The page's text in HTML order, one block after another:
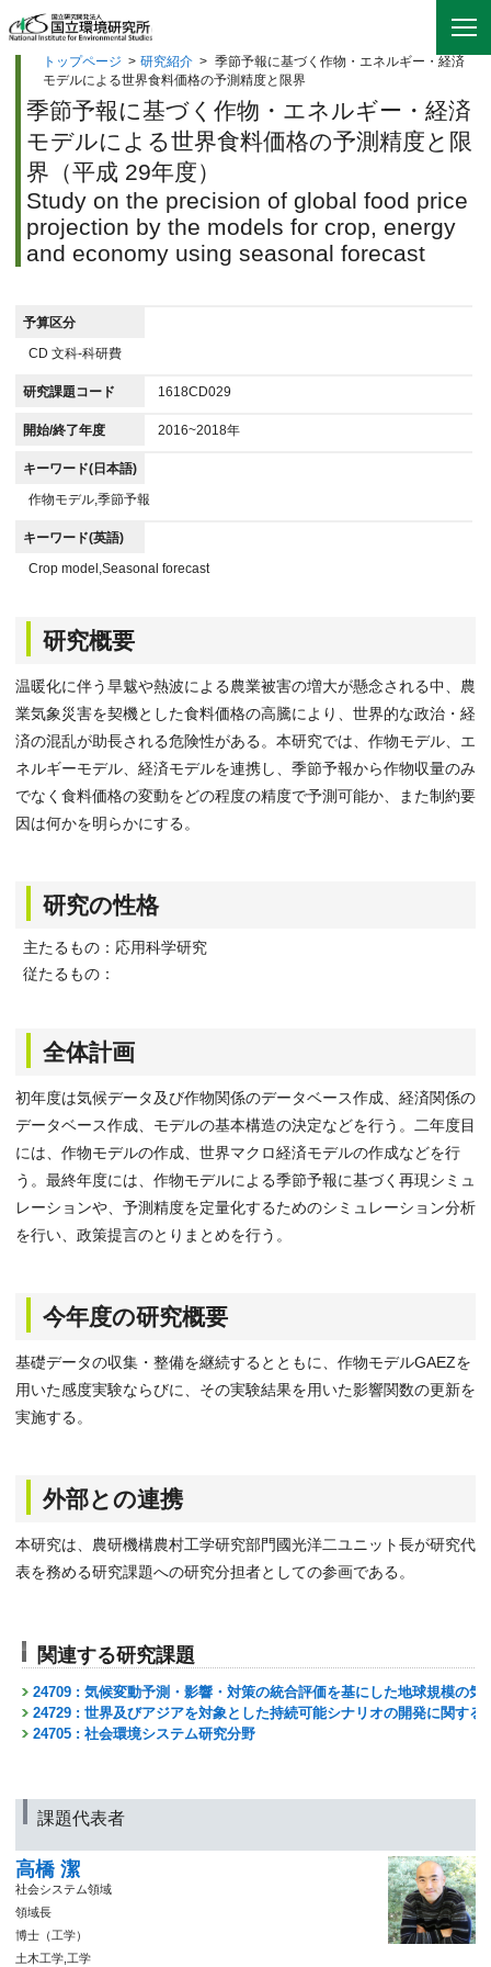
トップページ > 研究紹介 > 季節予報に基づく作物・エネルギー・経済
モデルによる世界食料価格の予測精度と限界
季節予報に基づく作物・エネルギー・経済
モデルによる世界食料価格の予測精度と限
界（平成 29年度）
Study on the precision of global food price
projection by the models for crop, energy
and economy using seasonal forecast
予算区分
CD 文科-科研費
研究課題コード 1618CD029
開始/終了年度 2016~2018年
キーワード(日本語)
作物モデル,季節予報
キーワード(英語)
Crop model,Seasonal forecast
研究概要
温暖化に伴う旱魃や熱波による農業被害の増大が懸念される中、農
業気象災害を契機とした食料価格の高騰により、世界的な政治・経
済の混乱が助長される危険性がある。本研究では、作物モデル、エ
ネルギーモデル、経済モデルを連携し、季節予報から作物収量のみ
でなく食料価格の変動をどの程度の精度で予測可能か、また制約要
因は何かを明らかにする。
研究の性格
主たるもの：応用科学研究
従たるもの：
全体計画
初年度は気候データ及び作物関係のデータベース作成、経済関係の
データベース作成、モデルの基本構造の決定などを行う。二年度目
には、作物モデルの作成、世界マクロ経済モデルの作成などを行
う。最終年度には、作物モデルによる季節予報に基づく再現シミュ
レーションや、予測精度を定量化するためのシミュレーション分析
を行い、政策提言のとりまとめを行う。
今年度の研究概要
基礎データの収集・整備を継続するとともに、作物モデルGAEZを
用いた感度実験ならびに、その実験結果を用いた影響関数の更新を
実施する。
外部との連携
本研究は、農研機構農村工学研究部門國光洋二ユニット長が研究代
表を務める研究課題への研究分担者としての参画である。
関連する研究課題
24709 : 気候変動予測・影響・対策の統合評価を基にした地球規模の気
24729 : 世界及びアジアを対象とした持続可能シナリオの開発に関する
24705 : 社会環境システム研究分野
課題代表者
高橋 潔
社会システム領域
領域長
博士（工学）
土木工学,工学